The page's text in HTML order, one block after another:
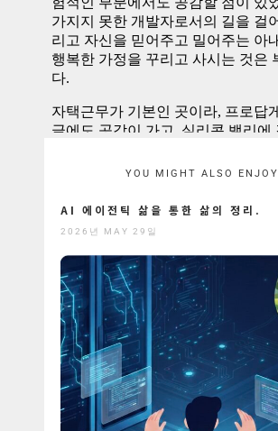
YOU MIGHT ALSO ENJOY
AI 에이전틱 삶을 통한 삶의 정리.
2026년 MAY 29일